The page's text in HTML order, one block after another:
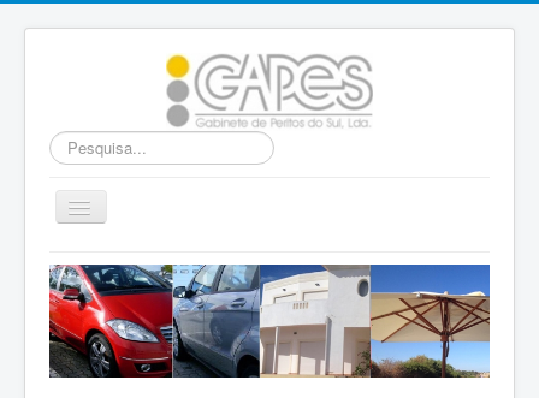
Pesquisa...
Ativar/Desativar
navegação
Home
Área Reservada
Webmail